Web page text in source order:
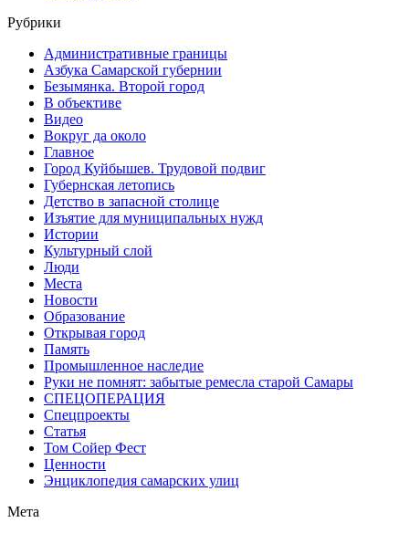
Рубрики
Административные границы
Азбука Самарской губернии
Безымянка. Второй город
В объективе
Видео
Вокруг да около
Главное
Город Куйбышев. Трудовой подвиг
Губернская летопись
Детство в запасной столице
Изъятие для муниципальных нужд
Истории
Культурный слой
Люди
Места
Новости
Образование
Открывая город
Память
Промышленное наследие
Руки не помнят: забытые ремесла старой Самары
СПЕЦОПЕРАЦИЯ
Спецпроекты
Статья
Том Сойер Фест
Ценности
Энциклопедия самарских улиц
Мета